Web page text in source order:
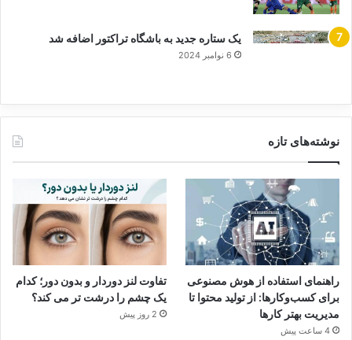
یک ستاره جدید به باشگاه تراکتور اضافه شد
6 نوامبر 2024
نوشته‌های تازه
راهنمای استفاده از هوش مصنوعی
برای کسب‌وکارها: از تولید محتوا تا
مدیریت بهتر کارها
4 ساعت پیش
تفاوت لنز دوردار و بدون دور؛ کدام
یک چشم را درشت تر می کند؟
2 روز پیش